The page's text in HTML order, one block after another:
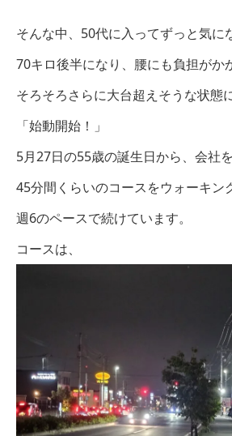
そんな中、50代に入ってずっと気に
70キロ後半になり、 腰にも負担がか
そろそろさらに大台超えそうな状態
「始動開始！」
5月27日の55歳の誕生日から、会社
45分間くらいのコースをウォーキン
週6のペースで続けています。
コースは、